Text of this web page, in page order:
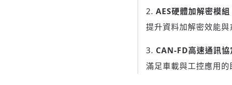
登
輸
AES硬體加解密模組
提升資料加解密效能與
CAN-FD高速通訊協
滿足車載與工控應用的